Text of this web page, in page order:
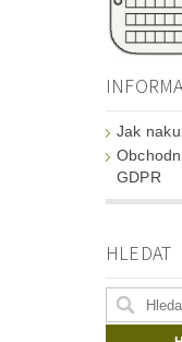
Jak
GDPR
HLEDAT